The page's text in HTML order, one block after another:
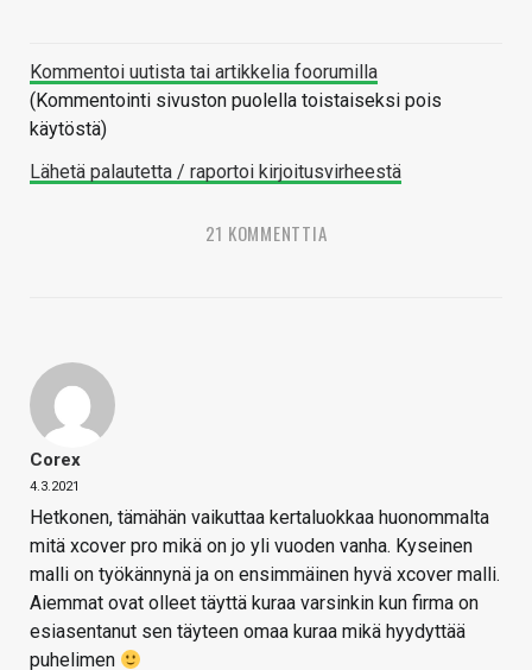
Kommentoi uutista tai artikkelia foorumilla
(Kommentointi sivuston puolella toistaiseksi pois
käytöstä)
Lähetä palautetta / raportoi kirjoitusvirheestä
21 KOMMENTTIA
Corex
4.3.2021
Hetkonen, tämähän vaikuttaa kertaluokkaa huonommalta
mitä xcover pro mikä on jo yli vuoden vanha. Kyseinen
malli on työkännynä ja on ensimmäinen hyvä xcover malli.
Aiemmat ovat olleet täyttä kuraa varsinkin kun firma on
esiasentanut sen täyteen omaa kuraa mikä hyydyttää
puhelimen